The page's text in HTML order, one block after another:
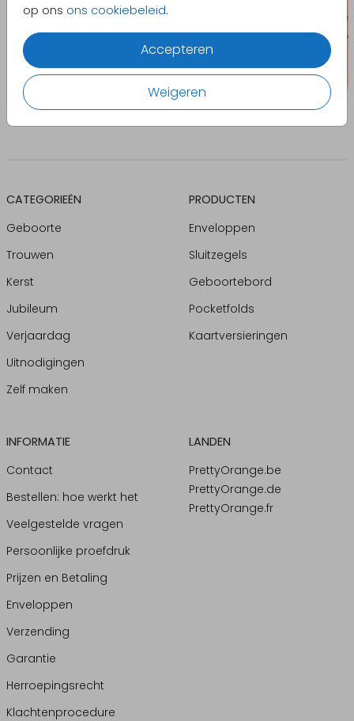
op ons ons cookiebeleid.
Accepteren
Weigeren
CATEGORIEËN
Geboorte
Trouwen
Kerst
Jubileum
Verjaardag
Uitnodigingen
Zelf maken
PRODUCTEN
Enveloppen
Sluitzegels
Geboortebord
Pocketfolds
Kaartversieringen
INFORMATIE
Contact
Bestellen: hoe werkt het
Veelgestelde vragen
Persoonlijke proefdruk
Prijzen en Betaling
Enveloppen
Verzending
Garantie
Herroepingsrecht
Klachtenprocedure
LANDEN
PrettyOrange.be
PrettyOrange.de
PrettyOrange.fr